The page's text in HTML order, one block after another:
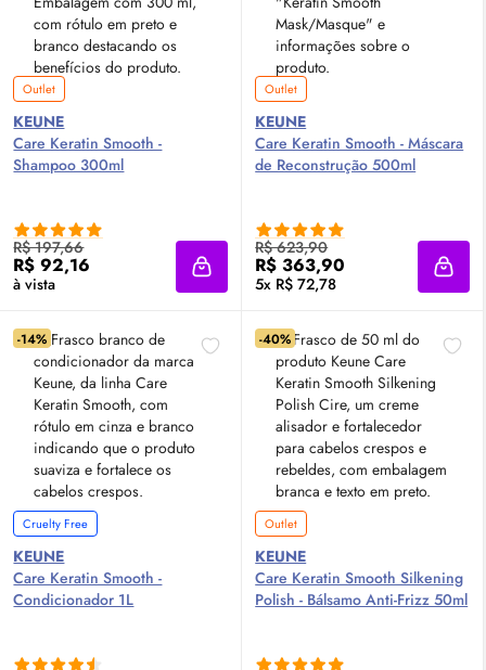
Outlet
KEUNE
Care Keratin Smooth -
Shampoo 300ml
R$ 197,66
R$ 92,16
à vista Adicionar à sacola
Outlet
KEUNE
Care Keratin Smooth - Máscara
de Reconstrução 500ml
R$ 623,90
R$ 363,90
5x R$ 72,78
-14%
Cruelty Free
KEUNE
Care Keratin Smooth -
Condicionador 1L
-40%
Outlet
KEUNE
Care Keratin Smooth Silkening
Polish - Bálsamo Anti-Frizz 50ml